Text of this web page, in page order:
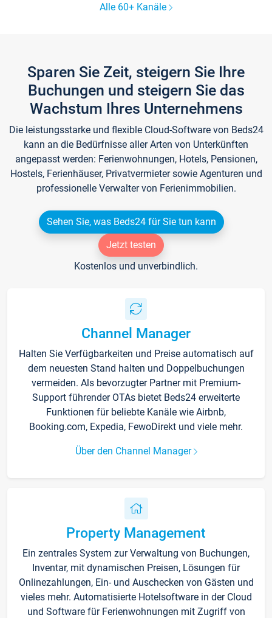
Alle 60+ Kanäle
Sparen Sie Zeit, steigern Sie Ihre
Buchungen und steigern Sie das
Wachstum Ihres Unternehmens
Die leistungsstarke und flexible Cloud-Software von Beds24
kann an die Bedürfnisse aller Arten von Unterkünften
angepasst werden: Ferienwohnungen, Hotels, Pensionen,
Hostels, Ferienhäuser, Privatvermieter sowie Agenturen und
professionelle Verwalter von Ferienimmobilien.
Sehen Sie, was Beds24 für Sie tun kann
Jetzt testen
Kostenlos und unverbindlich.
Channel Manager
Halten Sie Verfügbarkeiten und Preise automatisch auf
dem neuesten Stand halten und Doppelbuchungen
vermeiden. Als bevorzugter Partner mit Premium-
Support führender OTAs bietet Beds24 erweiterte
Funktionen für beliebte Kanäle wie Airbnb,
Booking.com, Expedia, FewoDirekt und viele mehr.
Über den Channel Manager
Property Management
Ein zentrales System zur Verwaltung von Buchungen,
Inventar, mit dynamischen Preisen, Lösungen für
Onlinezahlungen, Ein- und Auschecken von Gästen und
vieles mehr. Automatisierte Hotelsoftware in der Cloud
und Software für Ferienwohnungen mit Zugriff von